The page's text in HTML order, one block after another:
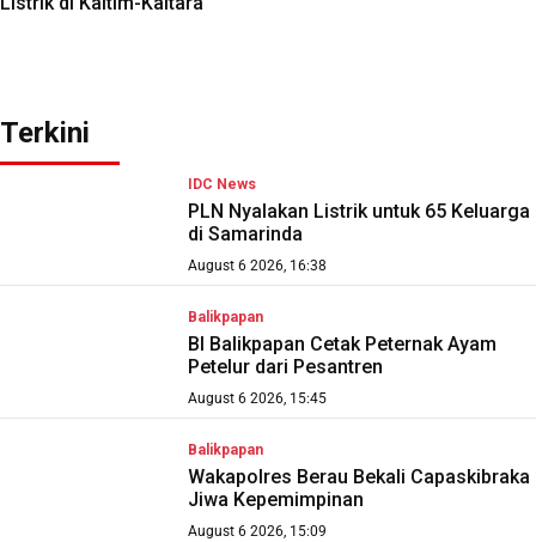
Terkini
IDC News
PLN Nyalakan Listrik untuk 65 Keluarga
di Samarinda
August 6 2026, 16:38
Balikpapan
BI Balikpapan Cetak Peternak Ayam
Petelur dari Pesantren
August 6 2026, 15:45
Balikpapan
Wakapolres Berau Bekali Capaskibraka
Jiwa Kepemimpinan
August 6 2026, 15:09